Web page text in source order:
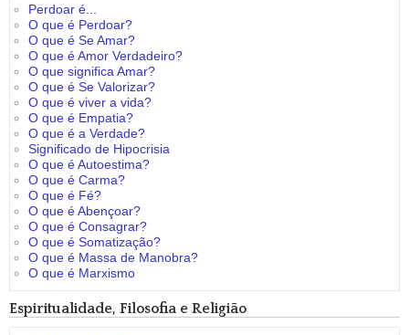
Perdoar é...
O que é Perdoar?
O que é Se Amar?
O que é Amor Verdadeiro?
O que significa Amar?
O que é Se Valorizar?
O que é viver a vida?
O que é Empatia?
O que é a Verdade?
Significado de Hipocrisia
O que é Autoestima?
O que é Carma?
O que é Fé?
O que é Abençoar?
O que é Consagrar?
O que é Somatização?
O que é Massa de Manobra?
O que é Marxismo
Espiritualidade, Filosofia e Religião